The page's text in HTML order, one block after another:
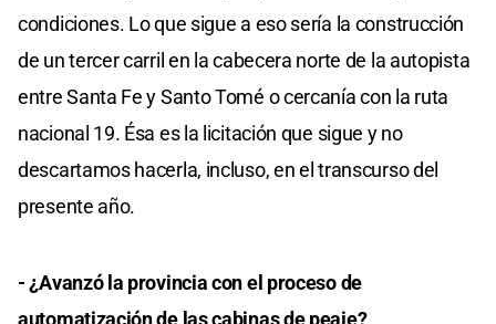
condiciones. Lo que sigue a eso sería la construcción
de un tercer carril en la cabecera norte de la autopista
entre Santa Fe y Santo Tomé o cercanía con la ruta
nacional 19. Ésa es la licitación que sigue y no
descartamos hacerla, incluso, en el transcurso del
presente año.
- ¿Avanzó la provincia con el proceso de
automatización de las cabinas de peaje?